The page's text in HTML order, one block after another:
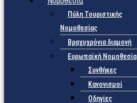
Πύλη Τουριστικής
Νομοθεσίας
Βραχυχρόνια διαμονή
Ευρωπαϊκή Νομοθεσία
Συνθήκες
Κανονισμοί
Οδηγίες